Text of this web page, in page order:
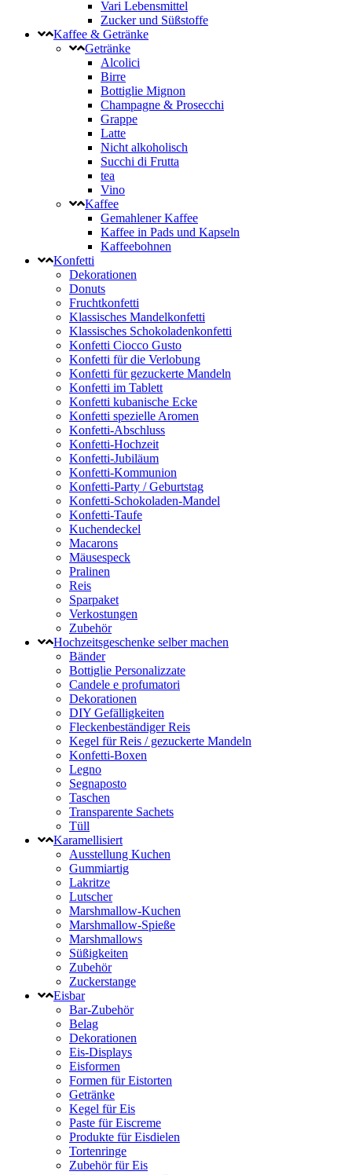
Vari Lebensmittel
Zucker und Süßstoffe
Kaffee & Getränke
Getränke
Alcolici
Birre
Bottiglie Mignon
Champagne & Prosecchi
Grappe
Latte
Nicht alkoholisch
Succhi di Frutta
tea
Vino
Kaffee
Gemahlener Kaffee
Kaffee in Pads und Kapseln
Kaffeebohnen
Konfetti
Dekorationen
Donuts
Fruchtkonfetti
Klassisches Mandelkonfetti
Klassisches Schokoladenkonfetti
Konfetti Ciocco Gusto
Konfetti für die Verlobung
Konfetti für gezuckerte Mandeln
Konfetti im Tablett
Konfetti kubanische Ecke
Konfetti spezielle Aromen
Konfetti-Abschluss
Konfetti-Hochzeit
Konfetti-Jubiläum
Konfetti-Kommunion
Konfetti-Party / Geburtstag
Konfetti-Schokoladen-Mandel
Konfetti-Taufe
Kuchendeckel
Macarons
Mäusespeck
Pralinen
Reis
Sparpaket
Verkostungen
Zubehör
Hochzeitsgeschenke selber machen
Bänder
Bottiglie Personalizzate
Candele e profumatori
Dekorationen
DIY Gefälligkeiten
Fleckenbeständiger Reis
Kegel für Reis / gezuckerte Mandeln
Konfetti-Boxen
Legno
Segnaposto
Taschen
Transparente Sachets
Tüll
Karamellisiert
Ausstellung Kuchen
Gummiartig
Lakritze
Lutscher
Marshmallow-Kuchen
Marshmallow-Spieße
Marshmallows
Süßigkeiten
Zubehör
Zuckerstange
Eisbar
Bar-Zubehör
Belag
Dekorationen
Eis-Displays
Eisformen
Formen für Eistorten
Getränke
Kegel für Eis
Paste für Eiscreme
Produkte für Eisdielen
Tortenringe
Zubehör für Eis